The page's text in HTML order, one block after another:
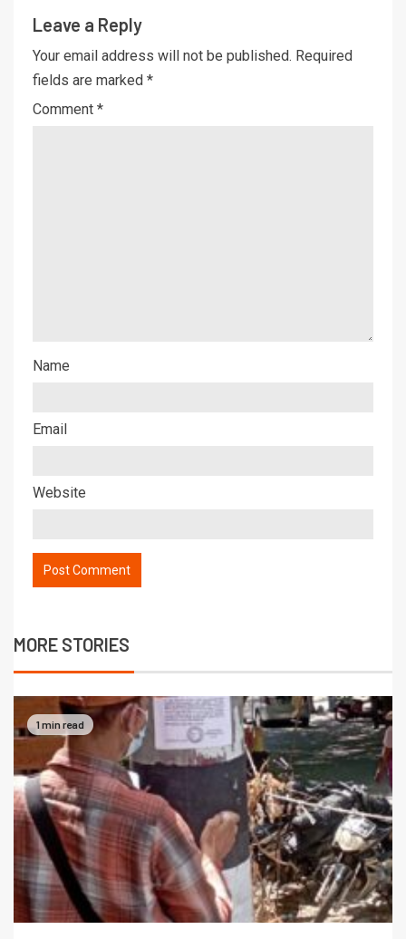
Leave a Reply
Your email address will not be published. Required
fields are marked *
Comment *
Name
Email
Website
MORE STORIES
1 min read